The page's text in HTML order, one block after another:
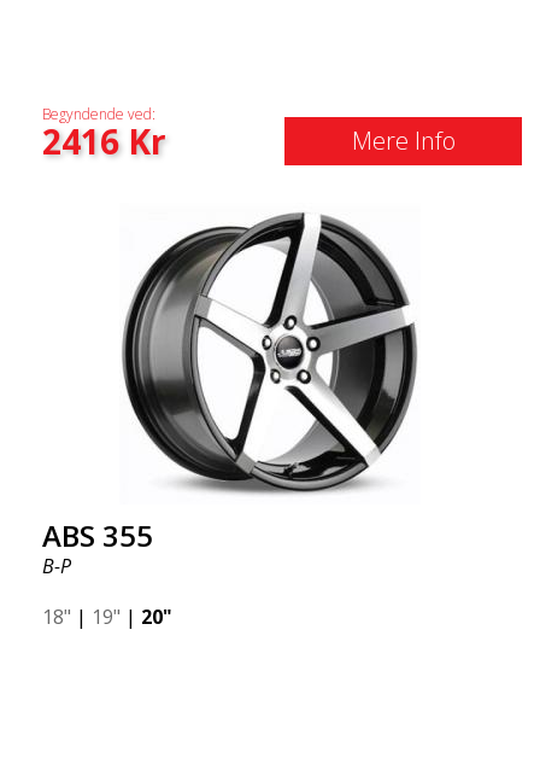
Begyndende ved:
2416Kr Mere Info
ABS 355
B-P
18" | 19" | 20"